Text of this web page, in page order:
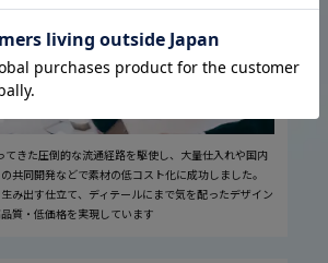
きた圧倒的な流通経路を駆使し、大量仕入れや国内
共同開発などで素材の低コスト化に成功しました。
み出す仕立て、ディテールにまで気を配ったデザイン
質・低価格を実現しています